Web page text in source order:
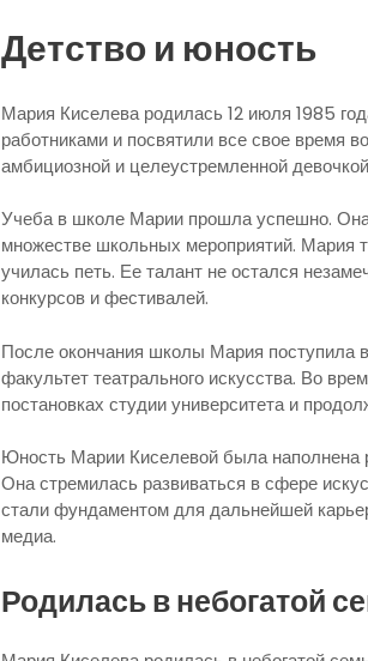
Детство и юность
Мария Киселева родилась 12 июля 1985
работниками и посвятили все свое время
амбициозной и целеустремленной
Учеба в школе Марии прошла успешно.
множестве школьных мероприятий. Мария
училась петь. Ее талант не остался
конкурсов и фестивалей.
После окончания школы Мария поступила
факультет театрального искусства. Во
постановках студии университета и
Юность Марии Киселевой была наполнена
Она стремилась развиваться в сфере
стали фундаментом для дальнейшей
медиа.
Родилась в небогатой